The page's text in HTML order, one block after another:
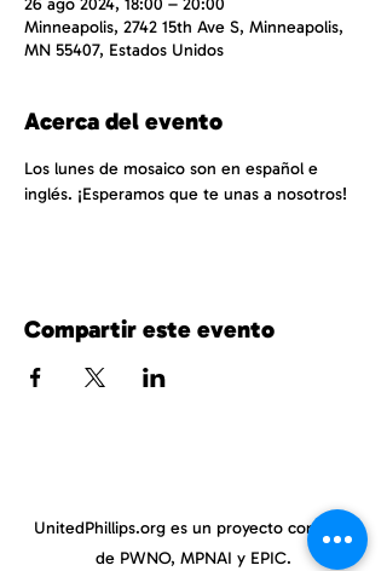
26 ago 2024, 18:00 – 20:00
Minneapolis, 2742 15th Ave S, Minneapolis,
MN 55407, Estados Unidos
Acerca del evento
Los lunes de mosaico son en español e
inglés. ¡Esperamos que te unas a nosotros!
Compartir este evento
UnitedPhillips.org es un proyecto conjunto
de PWNO, MPNAI y EPIC.